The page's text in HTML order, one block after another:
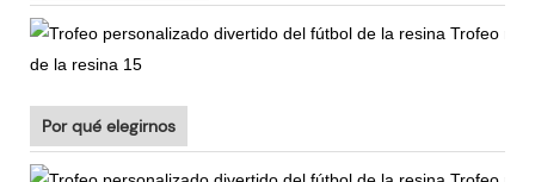
Por qué elegirnos